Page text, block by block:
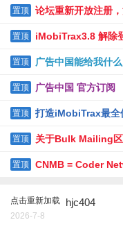
置顶 论坛重新开放注册
置顶 iMobiTrax3.8 解除
置顶 广告中国能给我什么
置顶 广告中国 官方订阅
置顶 打造iMobiTrax最全
置顶 关于Bulk Mailing区
置顶 CNMB = Coder
点击重新加载 hjc404
2026-7-8